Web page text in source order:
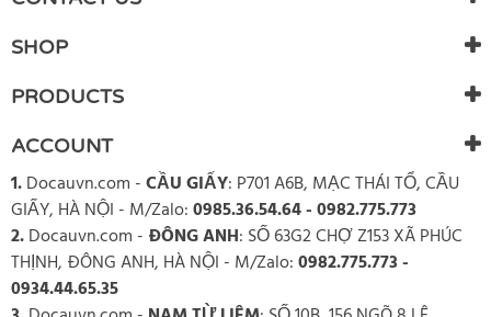
review
SHOP
PRODUCTS
ACCOUNT
1.Docauvn.com -CẦU GIẤY: P701 A6B, MẠC THÁI TỔ, CẦU
GIẤY, HÀ NỘI - M/Zalo:0985.36.54.64 - 0982.775.773
2.Docauvn.com - ĐÔNG ANH: SỐ 63G2 CHỢ Z153 XÃ PHÚC
THỊNH, ĐÔNG ANH, HÀ NỘI - M/Zalo:0982.775.773 -
0934.44.65.35